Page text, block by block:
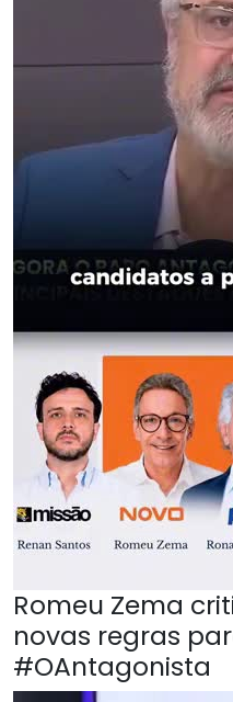
Romeu Zema
novas regras
#OAntagonista